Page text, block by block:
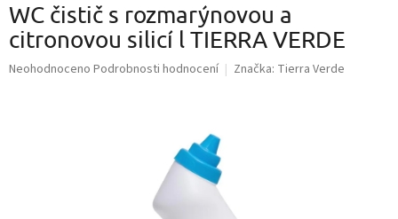
WC čistič s rozmarýnovou a
citronovou silicí l TIERRA VERDE
Průměrné
Neohodnoceno Podrobnosti hodnocení Značka: Tierra Verde